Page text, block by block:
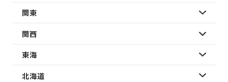
関東
関西
東海
北海道